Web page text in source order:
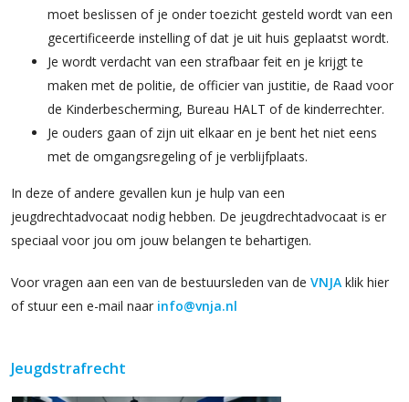
moet beslissen of je onder toezicht gesteld wordt van een
gecertificeerde instelling of dat je uit huis geplaatst wordt.
Je wordt verdacht van een strafbaar feit en je krijgt te
maken met de politie, de officier van justitie, de Raad voor
de Kinderbescherming, Bureau HALT of de kinderrechter.
Je ouders gaan of zijn uit elkaar en je bent het niet eens
met de omgangsregeling of je verblijfplaats.
In deze of andere gevallen kun je hulp van een
jeugdrechtadvocaat nodig hebben. De jeugdrechtadvocaat is er
speciaal voor jou om jouw belangen te behartigen.
Voor vragen aan een van de bestuursleden van de VNJA klik hier
of stuur een e-mail naar info@vnja.nl
Jeugdstrafrecht